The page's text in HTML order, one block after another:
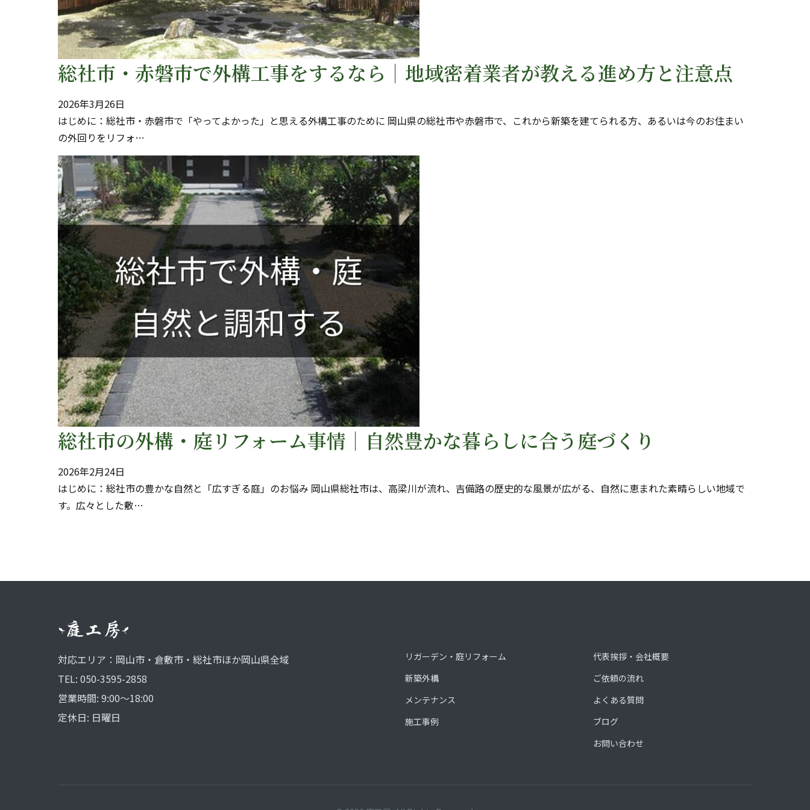
総社市・赤磐市で外構工事をするなら｜地域密着業者が教える進め方と注意点
2026年3月26日
はじめに：総社市・赤磐市で「やってよかった」と思える外構工事のために 岡山県の総社市や赤磐市で、これから新築を建てられる方、あるいは今のお住まい
の外回りをリフォ…
総社市の外構・庭リフォーム事情｜自然豊かな暮らしに合う庭づくり
2026年2月24日
はじめに：総社市の豊かな自然と「広すぎる庭」のお悩み 岡山県総社市は、高梁川が流れ、吉備路の歴史的な風景が広がる、自然に恵まれた素晴らしい地域で
す。広々とした敷…
対応エリア：岡山市・倉敷市・総社市ほか岡山県全域
TEL: 050-3595-2858
営業時間: 9:00〜18:00
定休日: 日曜日
リガーデン・庭リフォーム
新築外構
メンテナンス
施工事例
代表挨拶・会社概要
ご依頼の流れ
よくある質問
ブログ
お問い合わせ